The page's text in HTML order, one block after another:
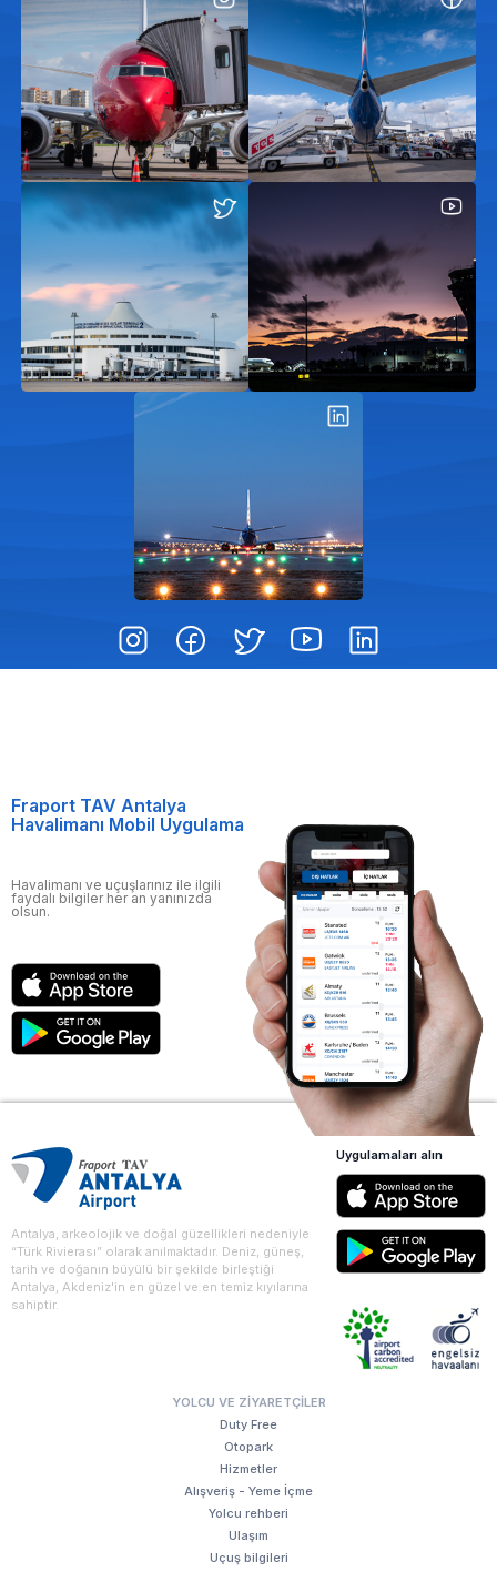
Fraport TAV Antalya
Havalimanı Mobil Uygulama
Havalimanı ve uçuşlarınız ile ilgili
faydalı bilgiler her an yanınızda
olsun.
Antalya, arkeolojik ve doğal güzellikleri nedeniyle
“Türk Rivierası” olarak anılmaktadır. Deniz, güneş,
tarih ve doğanın büyülü bir şekilde birleştiği
Antalya, Akdeniz'in en güzel ve en temiz kıyılarına
sahiptir.
YOLCU VE ZIYARETÇILER
Duty Free
Otopark
Hizmetler
Alışveriş - Yeme İçme
Yolcu rehberi
Ulaşım
Uçuş bilgileri
Uygulamaları alın